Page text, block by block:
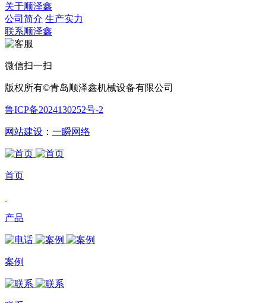
关于顺泽鑫
公司简介 生产实力
联系顺泽鑫
微信扫一扫
版权所有©青岛顺泽鑫机械设备有限公司
鲁ICP备2024130252号-2
网站建设 ： 一瞬网络
首页
产品
案例